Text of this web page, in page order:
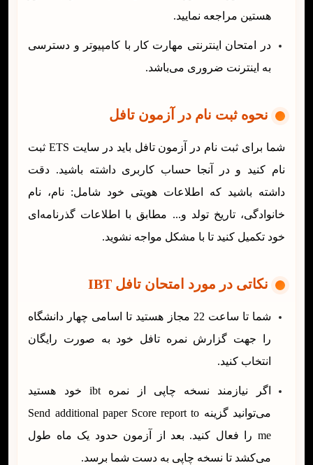
هستین مراجعه نمایید.
در امتحان اینترنتی مهارت کار با کامپیوتر و دسترسی
به اینترنت ضروری می‌باشد.
نحوه ثبت نام در آزمون تافل
شما برای ثبت نام در آزمون تافل باید در سایت ETS ثبت
نام کنید و در آنجا حساب کاربری داشته باشید. دقت
داشته باشید که اطلاعات هویتی خود شامل: نام، نام
خانوادگی، تاریخ تولد و... مطابق با اطلاعات گذرنامه‌ای
خود تکمیل کنید تا با مشکل مواجه نشوید.
نکاتی در مورد امتحان تافل IBT
شما تا ساعت 22 مجاز هستید تا اسامی چهار دانشگاه
را جهت گزارش نمره تافل خود به صورت رایگان
انتخاب کنید.
اگر نیازمند نسخه چاپی از نمره ibt خود هستید
می‌توانید گزینه Send additional paper Score report to
me را فعال کنید. بعد از آزمون حدود یک ماه طول
می‌کشد تا نسخه چاپی به دست شما برسد.